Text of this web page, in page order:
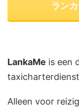
ラン
LankaMe is een
Alleen voor